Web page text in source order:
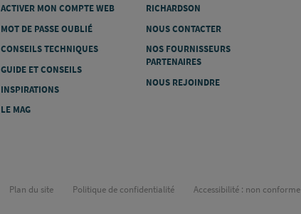
ACTIVER MON COMPTE WEB
MOT DE PASSE OUBLIÉ
CONSEILS TECHNIQUES
GUIDE ET CONSEILS
INSPIRATIONS
LE MAG
RICHARDSON
NOUS CONTACTER
NOS FOURNISSEURS
PARTENAIRES
NOUS REJOINDRE
Plan du site Politique de confidentialité Accessibilité : non conforme